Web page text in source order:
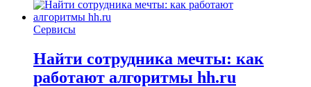
Сервисы
Найти сотрудника мечты: как
работают алгоритмы hh.ru